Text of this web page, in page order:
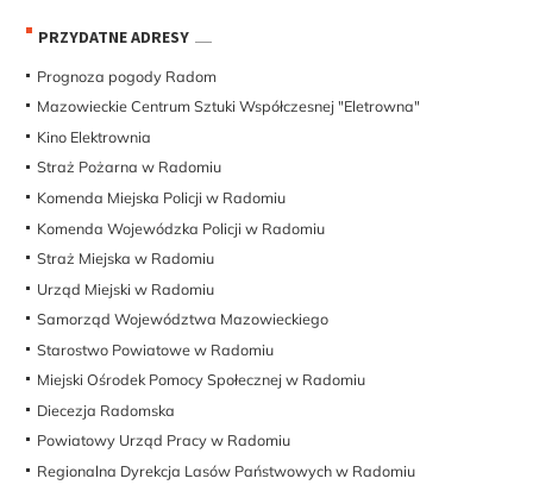
PRZYDATNE ADRESY
Prognoza pogody Radom
Mazowieckie Centrum Sztuki Współczesnej "Eletrowna"
Kino Elektrownia
Straż Pożarna w Radomiu
Komenda Miejska Policji w Radomiu
Komenda Wojewódzka Policji w Radomiu
Straż Miejska w Radomiu
Urząd Miejski w Radomiu
Samorząd Województwa Mazowieckiego
Starostwo Powiatowe w Radomiu
Miejski Ośrodek Pomocy Społecznej w Radomiu
Diecezja Radomska
Powiatowy Urząd Pracy w Radomiu
Regionalna Dyrekcja Lasów Państwowych w Radomiu